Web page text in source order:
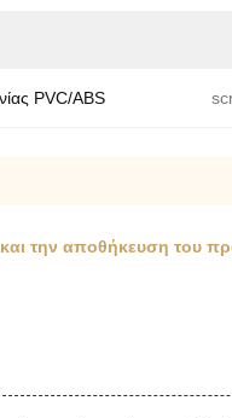
PVC/ABS
και την αποθήκευση